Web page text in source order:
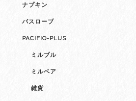
ナプキン
バスローブ
PACIFIQ-PLUS
ミルブル
ミルベア
雑貨